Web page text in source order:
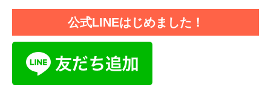
公式LINEはじめました！